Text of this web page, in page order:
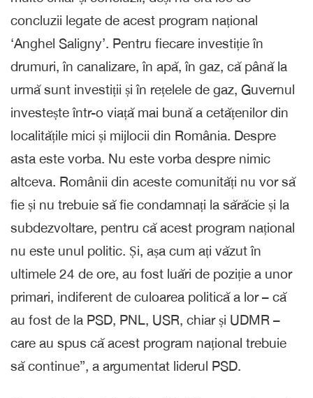
concluzii legate de acest program național
‘Anghel Saligny’. Pentru fiecare investiție în
drumuri, în canalizare, în apă, în gaz, că până la
urmă sunt investiții și în rețelele de gaz, Guvernul
investește într-o viață mai bună a cetățenilor din
localitățile mici și mijlocii din România. Despre
asta este vorba. Nu este vorba despre nimic
altceva. Românii din aceste comunități nu vor să
fie și nu trebuie să fie condamnați la sărăcie și la
subdezvoltare, pentru că acest program național
nu este unul politic. Și, așa cum ați văzut în
ultimele 24 de ore, au fost luări de poziție a unor
primari, indiferent de culoarea politică a lor – că
au fost de la PSD, PNL, USR, chiar și UDMR –
care au spus că acest program național trebuie
să continue”, a argumentat liderul PSD.